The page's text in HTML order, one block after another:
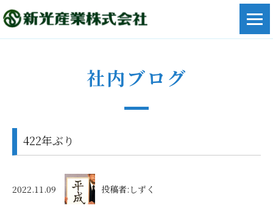
社内ブログ
422年ぶり
2022.11.09 投稿者:しずく